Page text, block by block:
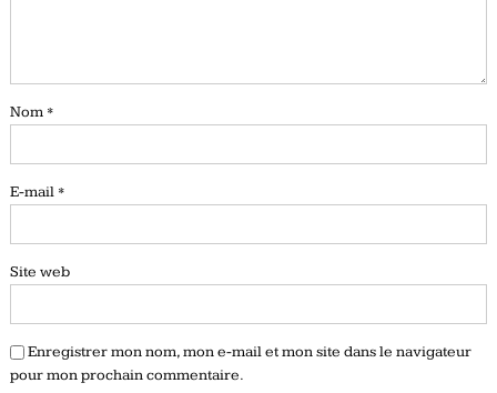
Nom *
E-mail *
Site web
Enregistrer mon nom, mon e-mail et mon site dans le navigateur
pour mon prochain commentaire.